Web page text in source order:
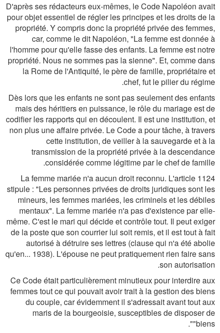
D'après ses rédacteurs eux-mêmes, le Code Napoléon avait
pour objet essentiel de régler les principes et les droits de la
propriété. Y compris donc la propriété privée des femmes,
car, comme le dit Napoléon, "La femme est donnée à
l'homme pour qu'elle fasse des enfants. La femme est notre
propriété. Nous ne sommes pas la sienne". Et, comme dans
la Rome de l'Antiquité, le père de famille, propriétaire et
chef, fut le pilier du régime.
Dès lors que les enfants ne sont pas seulement des enfants
mais des héritiers en puissance, le rôle du mariage est de
codifier les rapports qui en découlent. Il est une institution, et
non plus une affaire privée. Le Code a pour tâche, à travers
cette institution, de veiller à la sauvegarde et à la
transmission de la propriété privée à la descendance
considérée comme légitime par le chef de famille.
La femme mariée n'a aucun droit reconnu. L'article 1124
stipule : "Les personnes privées de droits juridiques sont les
mineurs, les femmes mariées, les criminels et les débiles
mentaux". La femme mariée n'a pas d'existence par elle-
même. C'est le mari qui décide et contrôle tout. Il peut exiger
de la poste que son courrier lui soit remis, et il est tout à fait
autorisé à détruire ses lettres (clause qui n'a été abolie
qu'en... 1938). L'épouse ne peut pratiquement rien faire sans
son autorisation.
Ce Code était particulièrement minutieux pour interdire aux
femmes tout ce qui pouvait avoir trait à la gestion des biens
du couple, car évidemment il s'adressait avant tout aux
maris de la bourgeoisie, susceptibles de disposer de
"biens".